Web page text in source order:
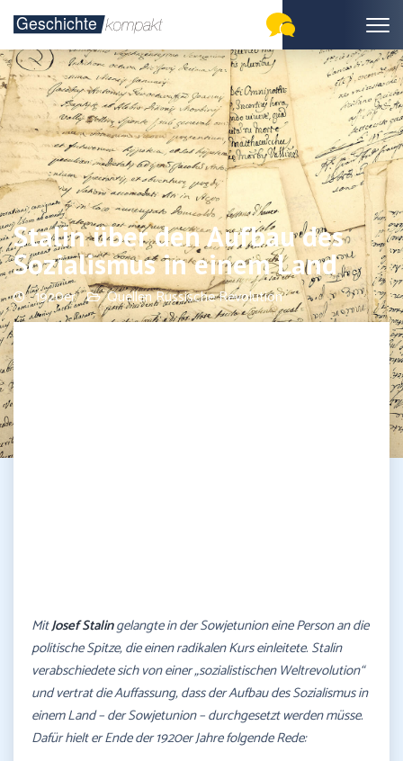
Stalin über den Aufbau des
Sozialismus in einem Land
1920er Quellen Russische Revolution
MitJosef Stalingelangte in der Sowjetunion eine Person an die
politische Spitze, die einen radikalen Kurs einleitete. Stalin
verabschiedete sich von einer „sozialistischen Weltrevolution“
und vertrat die Auffassung, dass der Aufbau des Sozialismus in
einem Land – der Sowjetunion – durchgesetzt werden müsse.
Dafür hielt er Ende der 1920er Jahre folgende Rede: